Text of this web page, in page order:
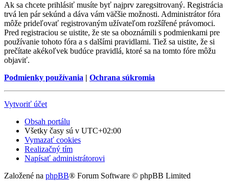
Ak sa chcete prihlásiť musíte byť najprv zaregsitrovaný. Registrácia
trvá len pár sekúnd a dáva vám väčšie možnosti. Administrátor fóra
môže prideľovať registrovaným užívateľom rozšířené právomoci.
Pred registraciou se uistite, že ste sa oboznámili s podmienkami pre
používanie tohoto fóra a s dalšími pravidlami. Tiež sa uistite, že si
prečítate akékoľvek budúce pravidlá, ktoré sa na tomto fóre môžu
objaviť.
Podmienky používania | Ochrana súkromia
Vytvoriť účet
Obsah portálu
Všetky časy sú v UTC+02:00
Vymazať cookies
Realizačný tím
Napísať administrátorovi
Založené na phpBB® Forum Software © phpBB Limited